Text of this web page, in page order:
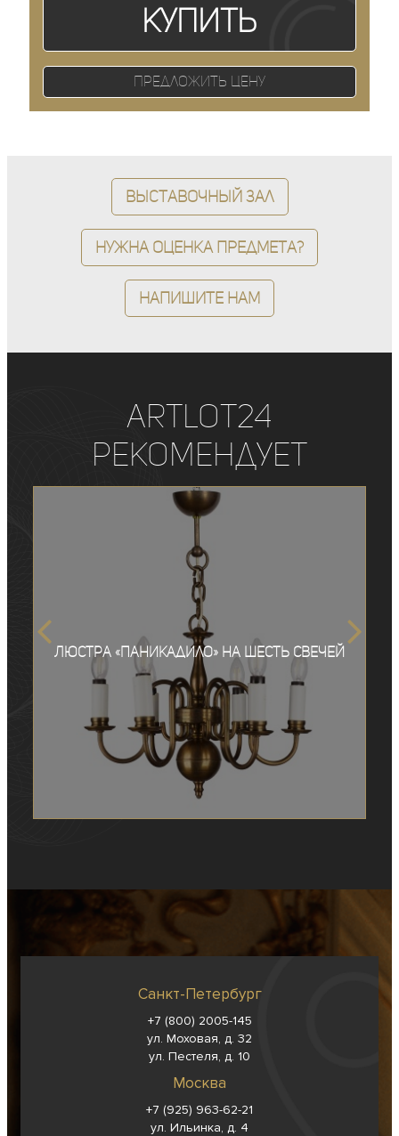
Купить
Предложить цену
Выставочный зал
Нужна оценка предмета?
Напишите нам
ArtLot24
рекомендует
Люстра «Паникадило» на шесть свечей
Санкт-Петербург
+7 (800) 2005-145
ул. Моховая, д. 32
ул. Пестеля, д. 10
Москва
+7 (925) 963-62-21
ул. Ильинка, д. 4